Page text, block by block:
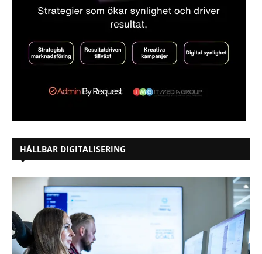
HÅLLBAR DIGITALISERING